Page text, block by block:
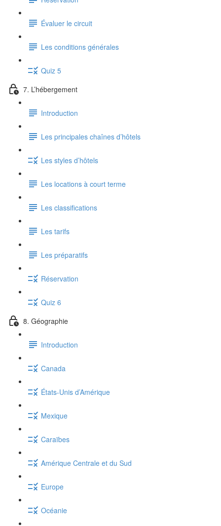
Évaluer le circuit
Les conditions générales
Quiz 5
7. L’hébergement
Introduction
Les principales chaînes d’hôtels
Les styles d’hôtels
Les locations à court terme
Les classifications
Les tarifs
Les préparatifs
Réservation
Quiz 6
8. Géographie
Introduction
Canada
États-Unis d’Amérique
Mexique
Caraïbes
Amérique Centrale et du Sud
Europe
Océanie